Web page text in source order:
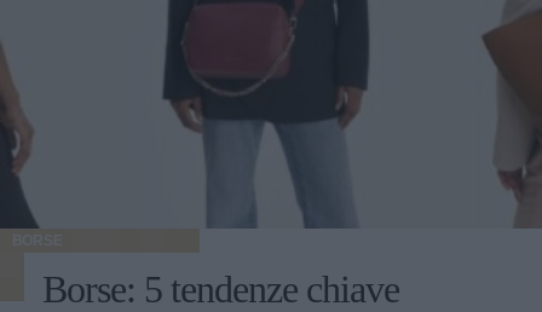
BORSE
Borse: 5 tendenze chiave